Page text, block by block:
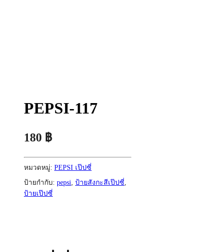
PEPSI-117
180 ฿
หมวดหมู่: PEPSI เป๊ปซี่
ป้ายกำกับ: pepsi, ป้ายสังกะสีเป๊ปซี่,
ป้ายเป๊ปซี่